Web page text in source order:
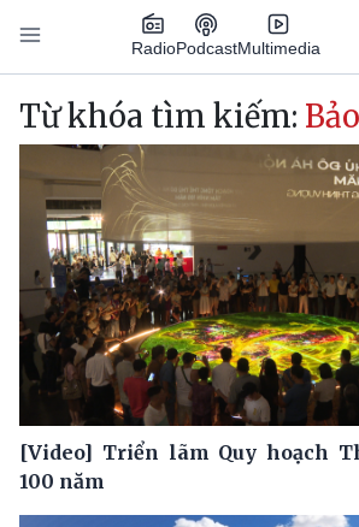
Nhảy đến nội dung
RadioPodcastMultimedia
Main navigation
Từ khóa tìm kiếm:
[Video] Triển lãm Quy hoạch
100 năm